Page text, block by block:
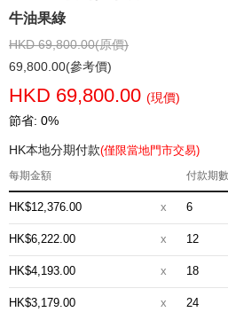
牛油果綠
HKD 69,800.00(原價)
69,800.00(參考價)
HKD 69,800.00 (現價)
節省: 0%
HK本地分期付款(僅限當地門市交易)
每期金額 付款期數
HK$12,376.00 x 6
HK$6,222.00 x 12
HK$4,193.00 x 18
HK$3,179.00 x 24